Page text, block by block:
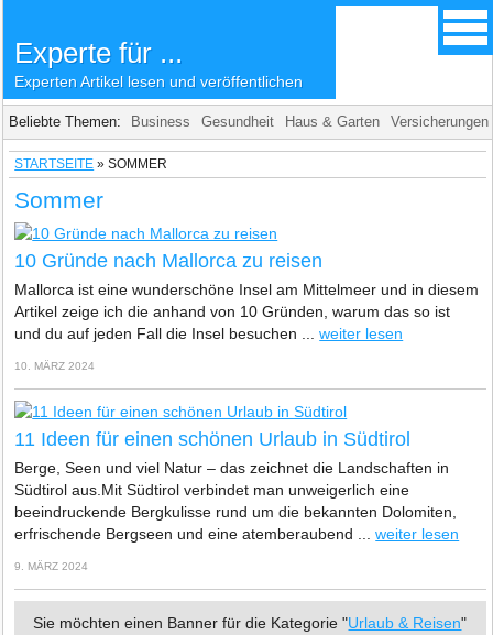
Experte für ...
Experten Artikel lesen und veröffentlichen
Beliebte Themen: Business Gesundheit Haus & Garten Versicherungen
STARTSEITE »SOMMER
Sommer
10 Gründe nach Mallorca zu reisen
Mallorca ist eine wunderschöne Insel am Mittelmeer und in diesem
Artikel zeige ich die anhand von 10 Gründen, warum das so ist
und du auf jeden Fall die Insel besuchen ...weiter lesen
10. MÄRZ 2024
11 Ideen für einen schönen Urlaub in Südtirol
Berge, Seen und viel Natur – das zeichnet die Landschaften in
Südtirol aus.Mit Südtirol verbindet man unweigerlich eine
beeindruckende Bergkulisse rund um die bekannten Dolomiten,
erfrischende Bergseen und eine atemberaubend ...weiter lesen
9. MÄRZ 2024
Sie möchten einen Banner für die Kategorie "Urlaub & Reisen"